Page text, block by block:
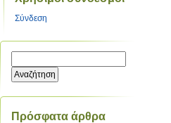
Πρόσφατα άρθρα
Σύνδεση